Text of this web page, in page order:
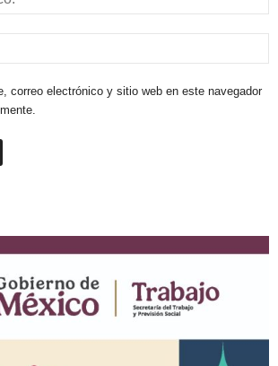
correo electrónico y sitio web en este navegador